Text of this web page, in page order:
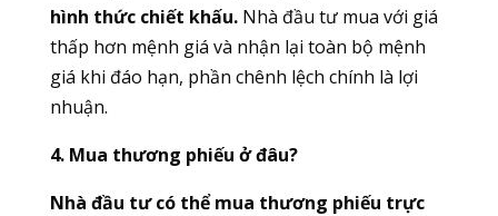
hình thức chiết khấu.Nhà đầu tư mua với giá
thấp hơn mệnh giá và nhận lại toàn bộ mệnh
giá khi đáo hạn, phần chênh lệch chính là lợi
nhuận.
4. Mua thương phiếu ở đâu?
Nhà đầu tư có thể mua thương phiếu trực